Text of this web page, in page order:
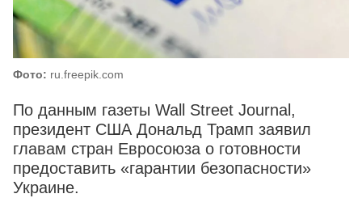
Фото: ru.freepik.com
По данным газеты Wall Street Journal,
президент США Дональд Трамп заявил
главам стран Евросоюза о готовности
предоставить «гарантии безопасности»
Украине.